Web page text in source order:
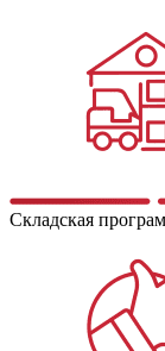
Складская